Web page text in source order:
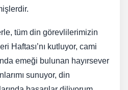
tüm din görevlilerimizin
Haftası’nı kutluyor, cami
emeği bulunan hayırsever
sunuyor, din